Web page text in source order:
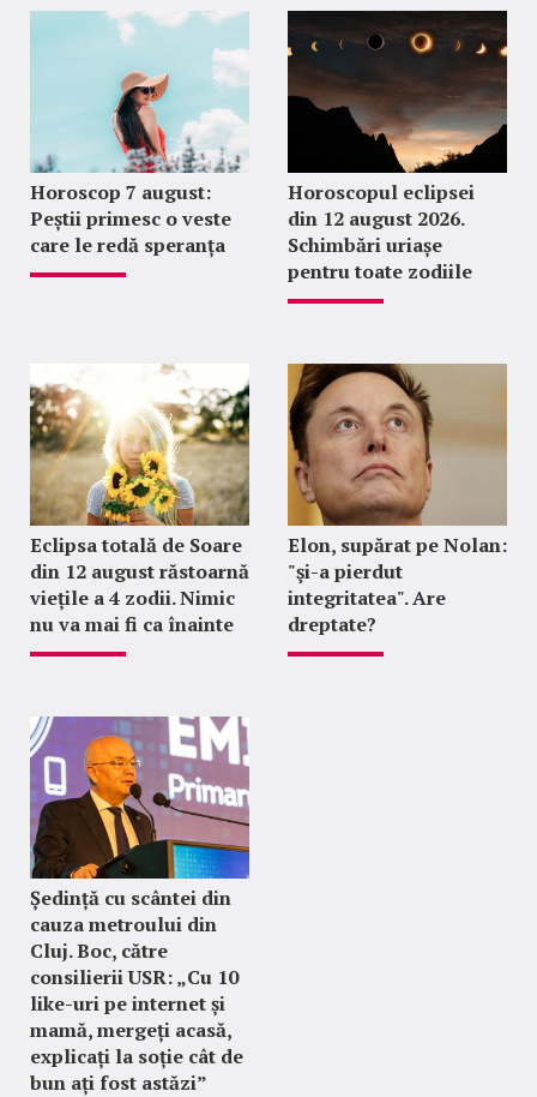
Horoscop 7 august:
Peștii primesc o veste
care le redă speranța
Horoscopul eclipsei
din 12 august 2026.
Schimbări uriașe
pentru toate zodiile
Eclipsa totală de Soare
din 12 august răstoarnă
viețile a 4 zodii. Nimic
nu va mai fi ca înainte
Elon, supărat pe Nolan:
"şi-a pierdut
integritatea". Are
dreptate?
Ședință cu scântei din
cauza metroului din
Cluj. Boc, către
consilierii USR: „Cu 10
like-uri pe internet și
mamă, mergeți acasă,
explicați la soție cât de
bun ați fost astăzi”